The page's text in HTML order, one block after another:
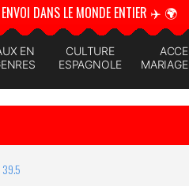
DANS LE MONDE ENTIER ✈️ 🌍
EN
CULTURE
ESPAGNOLE
39.5